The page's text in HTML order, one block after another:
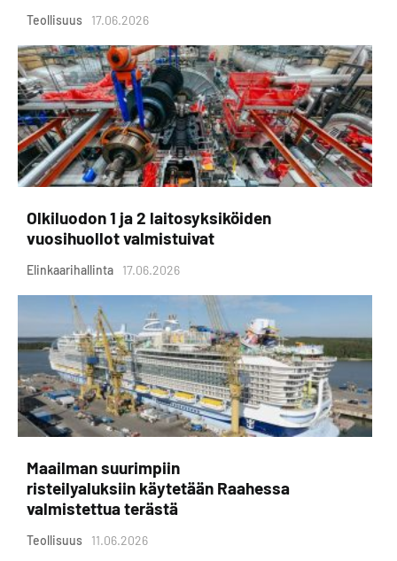
Teollisuus 17.06.2026
Olkiluodon 1 ja 2 laitosyksiköiden
vuosihuollot valmistuivat
Elinkaarihallinta 17.06.2026
Maailman suurimpiin
risteilyaluksiin käytetään Raahessa
valmistettua terästä
Teollisuus 11.06.2026